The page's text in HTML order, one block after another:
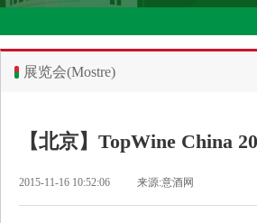
展览会(Mostre)
【北京】TopWine China
2015-11-16 10:52:06 来源:意酒网